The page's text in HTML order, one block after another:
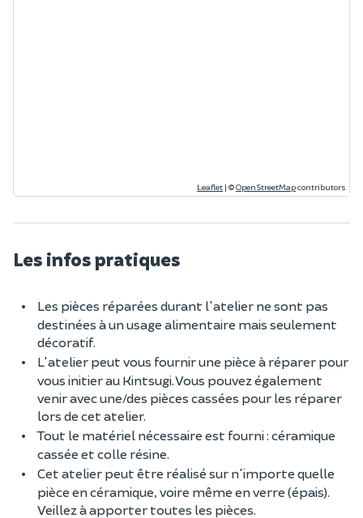
Leaflet | ©OpenStreetMapcontributors
Les infos pratiques
Les pièces réparées durant l'atelier ne sont pas
destinées à un usage alimentaire mais seulement
décoratif.
L'atelier peut vous fournir une pièce à réparer pour
vous initier au Kintsugi. Vous pouvez également
venir avec une/des pièces cassées pour les réparer
lors de cet atelier.
Tout le matériel nécessaire est fourni : céramique
cassée et colle résine.
Cet atelier peut être réalisé sur n'importe quelle
pièce en céramique, voire même en verre (épais).
Veillez à apporter toutes les pièces.